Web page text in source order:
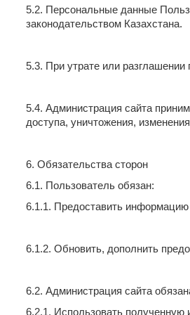
5.2. Персональные данные
законодательством Казахстана.
5.3. При утрате или
5.4. Администрация сайта
доступа, уничтожения,
6. Обязательства сторон
6.1. Пользователь обязан:
6.1.1. Предоставить
6.1.2. Обновить, дополнить
6.2. Администрация сайта
6.2.1. Использовать